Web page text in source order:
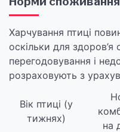
Харчування птиці
оскільки для здоров’я
перегодовування і
розраховують з
Вік птиці (у
тижнях)
на